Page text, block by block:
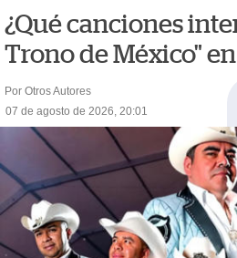
¿Qué canciones
Trono de México"
Por Otros Autores
07 de agosto de 2026, 20:01